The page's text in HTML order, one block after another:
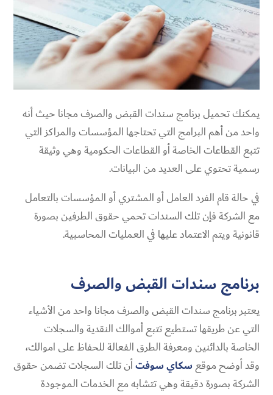
يمكنك تحميلبرنامج سندات القبض والصرف مجانا حيث أنه
واحد من أهم البرامج التي تحتاجها المؤسسات والمراكز التي
تتبع القطاعات الخاصة أو القطاعات الحكومية وهي وثيقة
رسمية تحتوي على العديد من البيانات.
في حالة قام الفرد العامل أو المشتري أو المؤسسات بالتعامل
مع الشركة فإن تلك السندات تحمي حقوق الطرفين بصورة
قانونية ويتم الاعتماد عليها في العمليات المحاسبية.
برنامج سندات القبض والصرف
يعتبربرنامج سندات القبض والصرف مجانا واحد من الأشياء
التي عن طريقها تستطيع تتبع أموالك النقدية والسجلات
الخاصة بالدائنين ومعرفة الطرق الفعالة للحفاظ على اموالك،
وقد أوضح موقعسكاي سوفتأن تلك السجلات تضمن حقوق
الشركة بصورة دقيقة وهي تتشابه مع الخدمات الموجودة